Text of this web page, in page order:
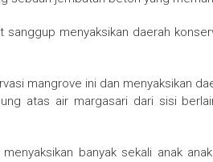
menyaksikan daerah
mangrove ini dan menyaksikan
atas air margasari dari sisi
banyak sekali anak